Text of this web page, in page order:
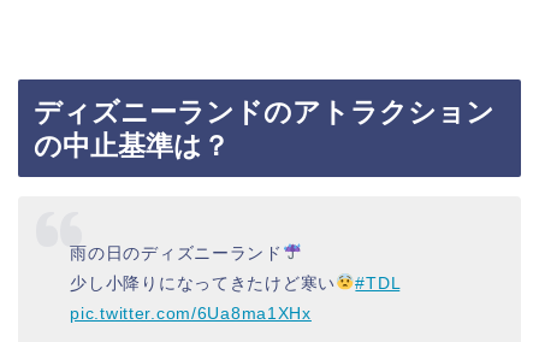
ディズニーランドのアトラクション
の中止基準は？
雨の日のディズニーランド
少し小降りになってきたけど寒い
#TDL
pic.twitter.com/6Ua8ma1XHx